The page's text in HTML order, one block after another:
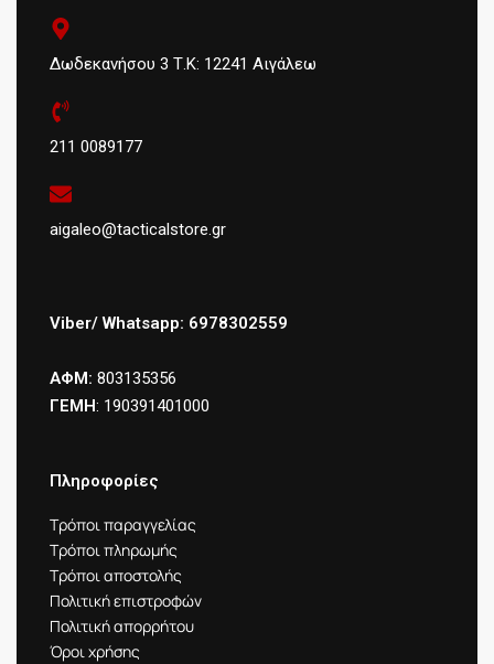
Δωδεκανήσου 3 Τ.Κ: 12241 Αιγάλεω
211 0089177
aigaleo@tacticalstore.gr
Viber/ Whatsapp: 6978302559
ΑΦΜ: 803135356
ΓΕΜΗ: 190391401000
Πληροφορίες
Τρόποι παραγγελίας
Τρόποι πληρωμής
Τρόποι αποστολής
Πολιτική επιστροφών
Πολιτική απορρήτου
Όροι χρήσης